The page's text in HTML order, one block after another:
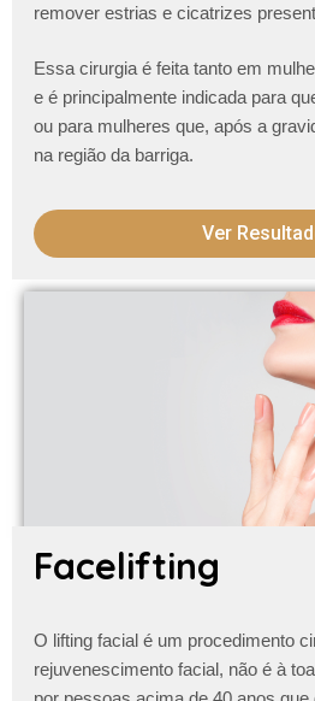
remover estrias e cicatrizes
Essa cirurgia é feita tanto em
e é principalmente indicada para
ou para mulheres que, após a
na região da barriga.
Ver
Facelifting
O lifting facial é um procedimento
rejuvenescimento facial, não é à